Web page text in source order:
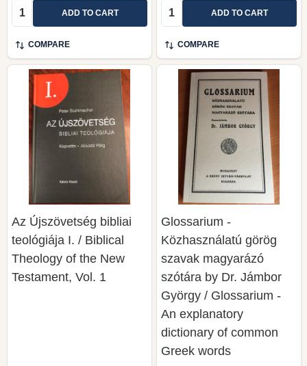
Quantity: ADD TO CART
COMPARE
Quantity: ADD TO CART
COMPARE
Az Újszövetség bibliai
teológiája I. / Biblical
Theology of the New
Testament, Vol. 1
Glossarium -
Közhasználatú görög
szavak magyarázó
szótára by Dr. Jámbor
György / Glossarium -
An explanatory
dictionary of common
Greek words